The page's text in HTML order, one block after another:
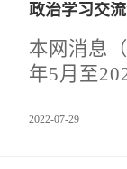
“科学城出
报备是我
走的志愿
政治学习交
本网消息（文 \ 金世
年5月至
交流。本
2022-07-29